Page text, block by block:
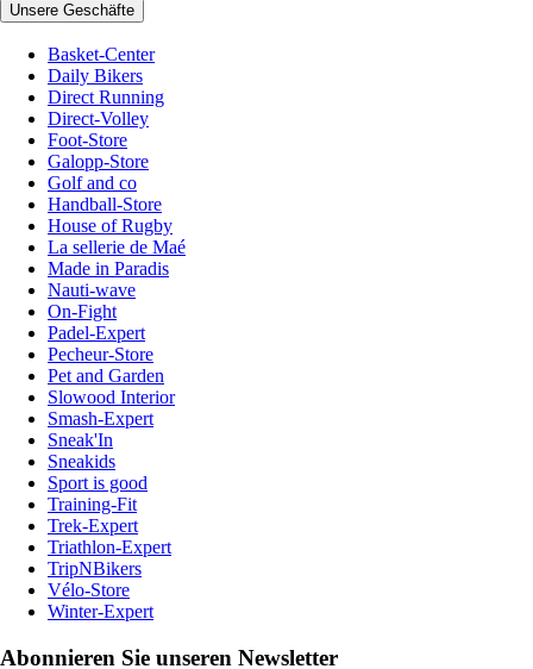
Unsere Geschäfte
Basket-Center
Daily Bikers
Direct Running
Direct-Volley
Foot-Store
Galopp-Store
Golf and co
Handball-Store
House of Rugby
La sellerie de Maé
Made in Paradis
Nauti-wave
On-Fight
Padel-Expert
Pecheur-Store
Pet and Garden
Slowood Interior
Smash-Expert
Sneak'In
Sneakids
Sport is good
Training-Fit
Trek-Expert
Triathlon-Expert
TripNBikers
Vélo-Store
Winter-Expert
Abonnieren Sie unseren Newsletter